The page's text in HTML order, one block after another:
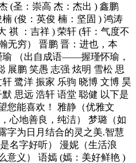
(圣：崇高 杰：杰出 ) 鑫鹏
(俊：英俊 楠：坚固 ) 鸿涛
祺 ：吉祥 ) 荣轩 (轩：气度不
无穷） 晋鹏 晋：进也，本
瑜 （出自成语――握瑾怀瑜，
展鹏 笑愚 志强 炫明 雪松 思
鹭洋 振家 乐驹 晓博 文博 昊
思远 浩轩 语堂 聪健 以下是
您能喜欢！ 雅静（优雅文
心地善良，纯洁） 梦璐（如
字为日月结合的灵之美.智慧
名字好听） 漫妮（生活浪
意义） 语嫣 (嫣：美好鲜艳 )